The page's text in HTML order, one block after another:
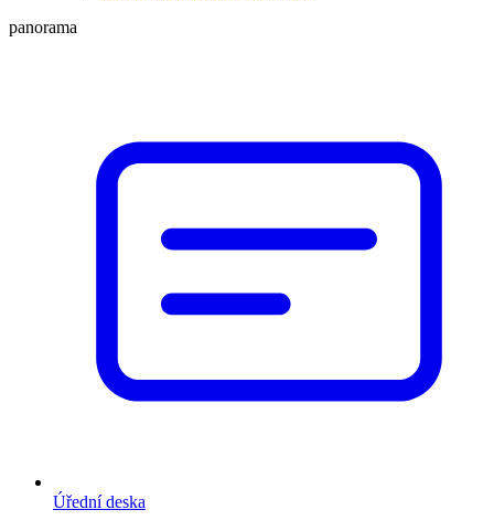
panorama
Úřední deska